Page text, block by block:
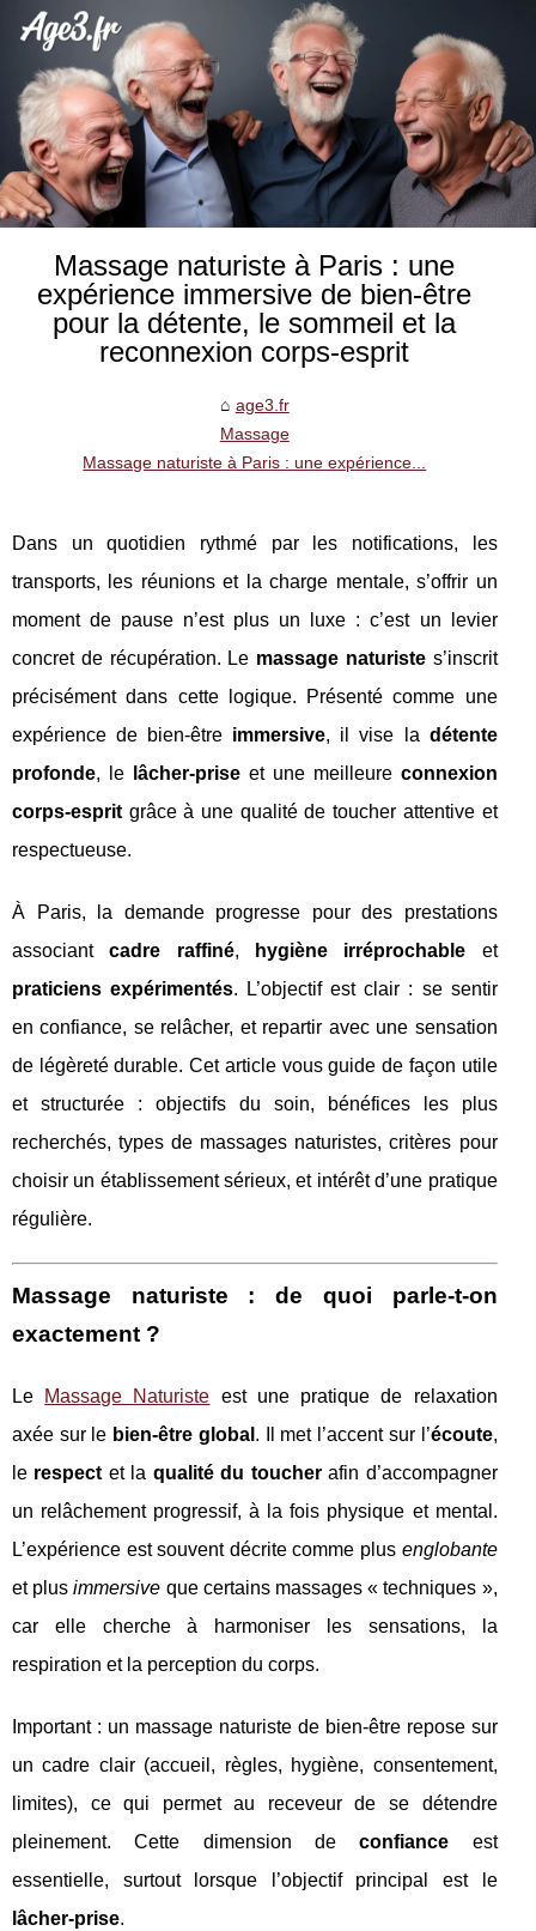
Massage naturiste à Paris : une
expérience immersive de bien-être
pour la détente, le sommeil et la
reconnexion corps-esprit
age3.fr
Massage
Massage naturiste à Paris : une expérience...
Dans un quotidien rythmé par les notifications, les
transports, les réunions et la charge mentale, s’offrir un
moment de pause n’est plus un luxe : c’est un levier
concret de récupération. Le massage naturistes’inscrit
précisément dans cette logique. Présenté comme une
expérience de bien-être immersive, il vise la détente
profonde, le lâcher-priseet une meilleure connexion
corps-esprit grâce à une qualité de toucher attentive et
respectueuse.
À Paris, la demande progresse pour des prestations
associantcadre raffiné, hygiène irréprochable et
praticiens expérimentés. L’objectif est clair : se sentir
en confiance, se relâcher, et repartir avec une sensation
de légèreté durable. Cet article vous guide de façon utile
et structurée : objectifs du soin, bénéfices les plus
recherchés, types de massages naturistes, critères pour
choisir un établissement sérieux, et intérêt d’une pratique
régulière.
Massage naturiste : de quoi parle-t-on
exactement ?
Le Massage Naturiste est une pratique de relaxation
axée sur le bien-être global . Il met l’accent sur l’écoute,
le respect et la qualité du toucherafin d’accompagner
un relâchement progressif, à la fois physique et mental.
L’expérience est souvent décrite comme plus englobante
et plusimmersive que certains massages « techniques »,
car elle cherche à harmoniser les sensations, la
respiration et la perception du corps.
Important : un massage naturiste de bien-être repose sur
un cadre clair (accueil, règles, hygiène, consentement,
limites), ce qui permet au receveur de se détendre
pleinement. Cette dimension deconfiance est
essentielle, surtout lorsque l’objectif principal est le
lâcher-prise.